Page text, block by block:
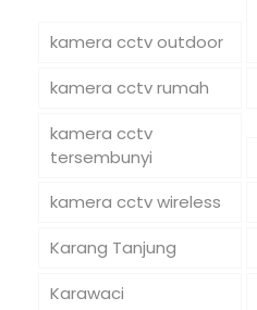
kamera cctv outdoor
kamera cctv rumah
kamera cctv
tersembunyi
kamera cctv wireless
Karang Tanjung
Karawaci